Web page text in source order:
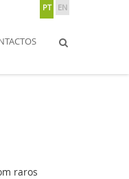
PT EN
Branco Sivec
raros